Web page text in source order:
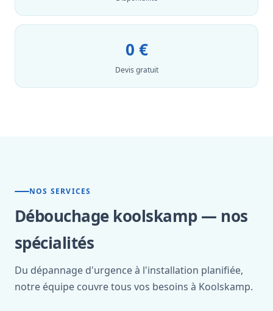
0 €
Devis gratuit
NOS SERVICES
Débouchage koolskamp — nos
spécialités
Du dépannage d'urgence à l'installation planifiée,
notre équipe couvre tous vos besoins à Koolskamp.